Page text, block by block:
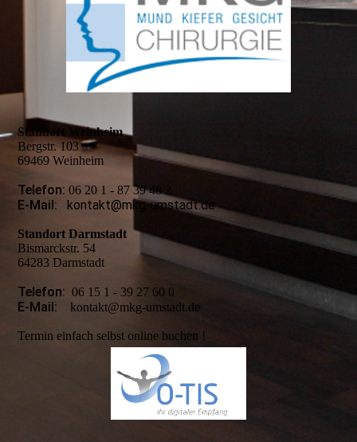
Standort Weinheim
Bergstr. 103
69469 Weinheim
Telefon:06 20 1 - 87 39 48 2
E-Mail: kontakt@mkg-umstadt.de
Standort Darmstadt
Bismarckstr. 54
64283 Darmstadt
Telefon: 06 15 1 - 39 27 60 0
E-Mail: kontakt@mkg-umstadt.de
Termin einfach selbst online buchen !